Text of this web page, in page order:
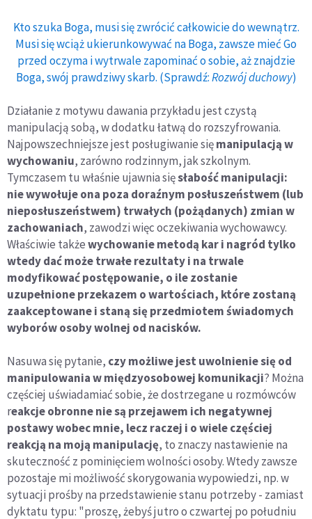
Kto szuka Boga, musi się zwrócić całkowicie do wewnątrz.
Musi się wciąż ukierunkowywać na Boga, zawsze mieć Go
przed oczyma i wytrwale zapominać o sobie, aż znajdzie
Boga, swój prawdziwy skarb. (Sprawdź:Rozwój duchowy)
Działanie z motywu dawania przykładu jest czystą
manipulacją sobą, w dodatku łatwą do rozszyfrowania.
Najpowszechniejsze jest posługiwanie sięmanipulacją w
wychowaniu, zarówno rodzinnym, jak szkolnym.
Tymczasem tu właśnie ujawnia sięsłabość manipulacji:
nie wywołuje ona poza doraźnym posłuszeństwem (lub
nieposłuszeństwem) trwałych (pożądanych) zmian w
zachowaniach, zawodzi więc oczekiwania wychowawcy.
Właściwie takżewychowanie metodą kar i nagród tylko
wtedy dać może trwałe rezultaty i na trwale
modyfikować postępowanie, o ile zostanie
uzupełnione przekazem o wartościach, które zostaną
zaakceptowane i staną się przedmiotem świadomych
wyborów osoby wolnej od nacisków.
Nasuwa się pytanie, czy możliwe jest uwolnienie się od
manipulowania w międzyosobowej komunikacji? Można
częściej uświadamiać sobie, że dostrzegane u rozmówców
reakcje obronne nie są przejawem ich negatywnej
postawy wobec mnie, lecz raczej i o wiele częściej
reakcją na moją manipulację, to znaczy nastawienie na
skuteczność z pominięciem wolności osoby. Wtedy zawsze
pozostaje mi możliwość skorygowania wypowiedzi, np. w
sytuacji prośby na przedstawienie stanu potrzeby - zamiast
dyktatu typu: "proszę, żebyś jutro o czwartej po południu